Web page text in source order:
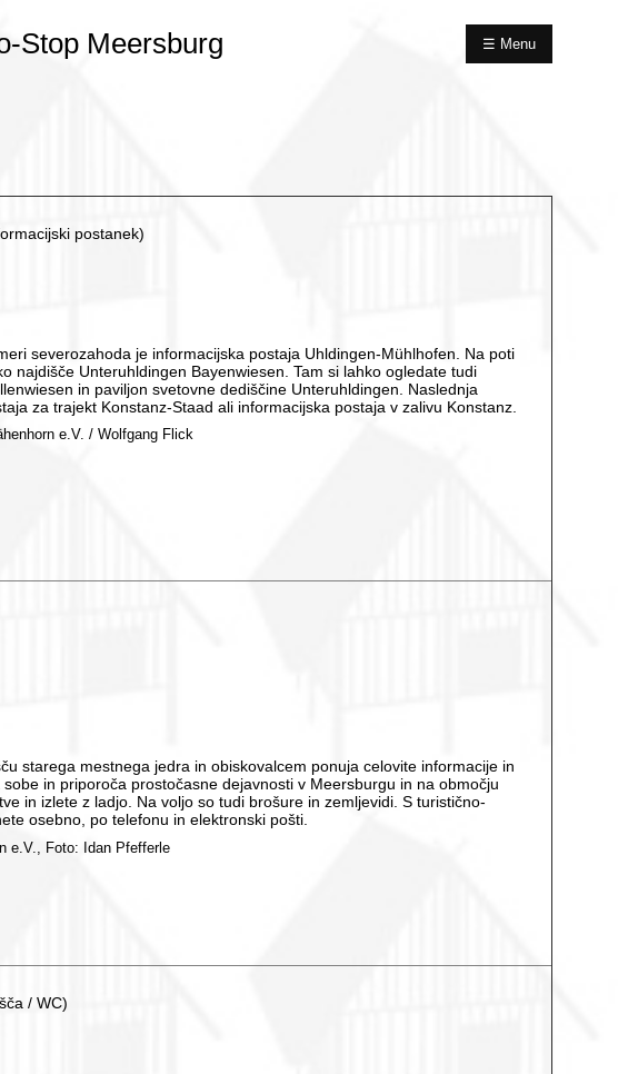
Stop Meersburg
☰ Menu
postanek)
severozahoda je informacijska postaja Uhldingen-Mühlhofen. Na poti
najdišče Unteruhldingen Bayenwiesen. Tam si lahko ogledate tudi
in paviljon svetovne dediščine Unteruhldingen. Naslednja
za trajekt Konstanz-Staad ali informacijska postaja v zalivu Konstanz.
e.V. / Wolfgang Flick
starega mestnega jedra in obiskovalcem ponuja celovite informacije in
in priporoča prostočasne dejavnosti v Meersburgu in na območju
in izlete z ladjo. Na voljo so tudi brošure in zemljevidi. S turistično-
osebno, po telefonu in elektronski pošti.
e.V., Foto: Idan Pfefferle
/ WC)